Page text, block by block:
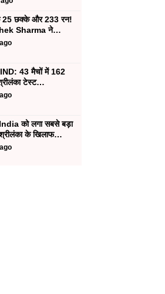
25 छक्के और 233 रन!
Sharma ने…
43 मैचों में 162
टेस्ट…
को लगा सबसे बड़ा
के खिलाफ…